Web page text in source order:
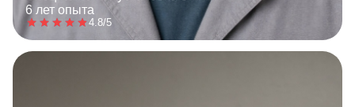
6 лет опыта
4.8/5